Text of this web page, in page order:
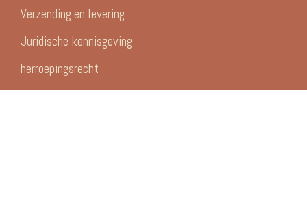
Verzending en levering
Juridische kennisgeving
herroepingsrecht